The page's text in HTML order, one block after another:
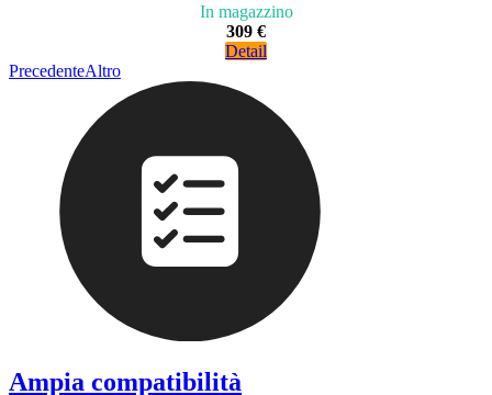
In magazzino
309 €
Detail
PrecedenteAltro
Ampia compatibilità